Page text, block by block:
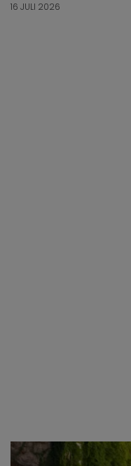
16 JULI 2026